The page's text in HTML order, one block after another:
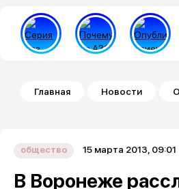
Строка навигации
Главная Новости
общество 15 марта 2013, 09:01
В Воронеже